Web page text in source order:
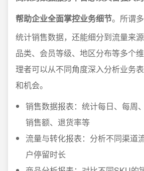
帮助企业全面掌控业务细节。所谓
统计销售数据，还能细分到流量来
品类、会员等级、地区分布等多个
理者可以从不同角度深入分析业务
和机会。
销售数据报表：统计每日、每周
销售额、退货率等
流量与转化报表：分析不同渠道
户停留时长